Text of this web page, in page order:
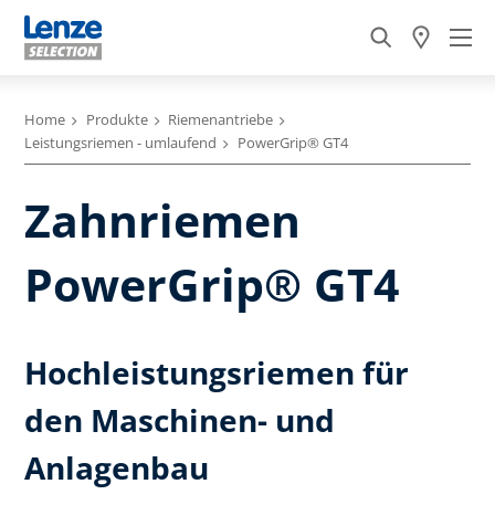
Home Produkte
Riemenantriebe
Leistungsriemen - umlaufend
PowerGrip® GT4
Zahnriemen
PowerGrip® GT4
Hochleistungsriemen für
den Maschinen- und
Anlagenbau